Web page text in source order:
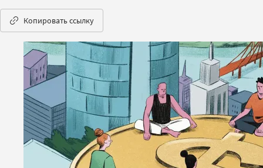
Копировать ссылку